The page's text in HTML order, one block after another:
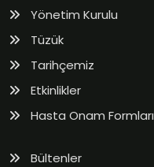
Yönetim Kurulu
Tüzük
Tarihçemiz
Etkinlikler
Hasta Onam Formları
Bültenler